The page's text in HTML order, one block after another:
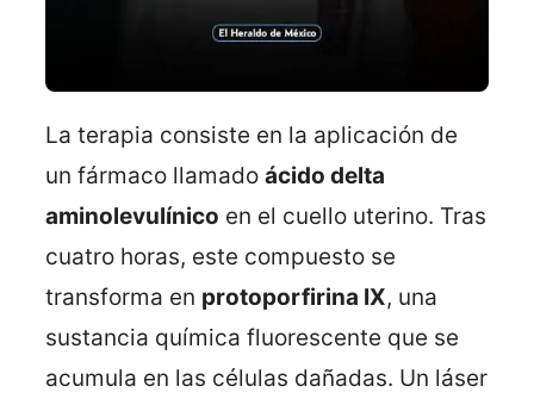
La terapia consiste en la aplicación de
un fármaco llamado ácido delta
aminolevulínico en el cuello uterino. Tras
cuatro horas, este compuesto se
transforma en protoporfirina IX, una
sustancia química fluorescente que se
acumula en las células dañadas. Un láser